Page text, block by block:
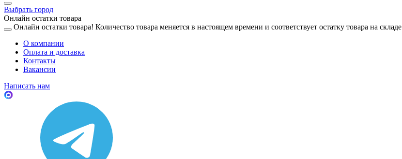
Выбрать город
Онлайн остатки товара
Онлайн остатки товара! Количество товара меняется в настоящем времени и соответствует остатку товара на складе
О компании
Оплата и доставка
Контакты
Вакансии
Написать нам